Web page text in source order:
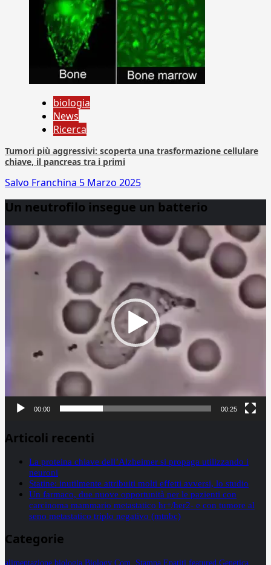
biologia
News
Ricerca
Tumori più aggressivi: scoperta una trasformazione cellulare
chiave, il pancreas tra i primi
Salvo Franchina 5 Marzo 2025
Un neutrofilo insegue un batterio
Player
00:00 00:25
Articoli recenti
La proteina chiave dell’Alzheimer si propaga utilizzando i
neuroni
Statine: inutilmente attribuiti molti effetti avversi, lo studio
Un farmaco, due nuove opportunità per le pazienti con
carcinoma mammario metastatico hr+/her2- e con tumore al
seno metastatico triplo negativo (mtnbc)
Categorie
alimentazione biologia Biology Com. Stampa Epatiti featured Genetica